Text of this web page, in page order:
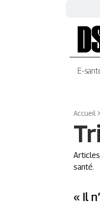
E-
Accueil
santé.
« Il